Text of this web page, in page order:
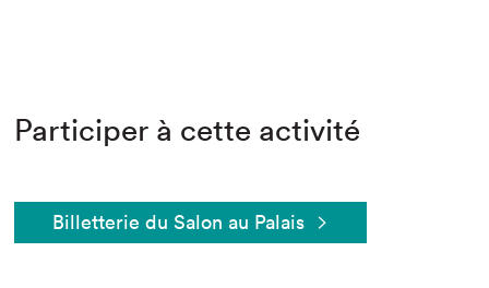
Participer à cette activité
Billetterie du Salon au Palais